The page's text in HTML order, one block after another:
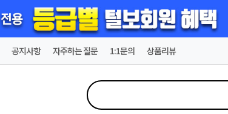
공지사항 자주하는 질문 1:1문의 상품리뷰